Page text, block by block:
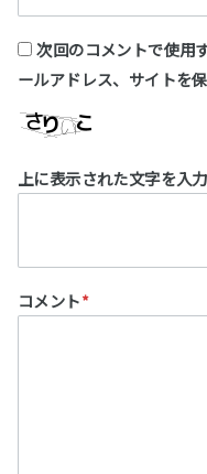
次回のコメントで使用
ールアドレス、サイトを保
上に表示された文字を入
コメント*